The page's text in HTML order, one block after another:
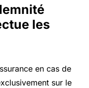
les
en cas de
sur le